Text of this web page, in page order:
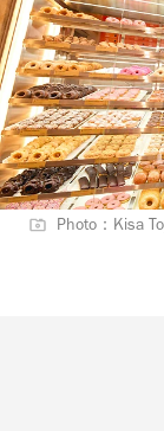
Photo：Kisa